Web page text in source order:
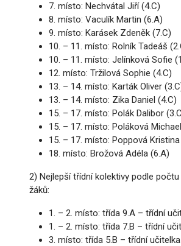
7. místo: Nechvátal Jiří (4.C)
8. místo: Vaculík Martin (6.A)
9. místo: Karásek Zdeněk (7.C)
10. – 11. místo: Rolník Tadeáš
10. – 11. místo: Jelínková Sofie
12. místo: Tržilová Sophie (4.C)
13. – 14. místo: Karták Oliver
13. – 14. místo: Zika Daniel (4.C)
15. – 17. místo: Polák Dalibor
15. – 17. místo: Poláková
15. – 17. místo: Poppová Kristina
18. místo: Brožová Adéla (6.A)
2) Nejlepší třídní kolektivy podle
žáků:
1. – 2. místo: třída 9.A – třídní
1. – 2. místo: třída 7.B – třídní
3. místo: třída 5.B – třídní